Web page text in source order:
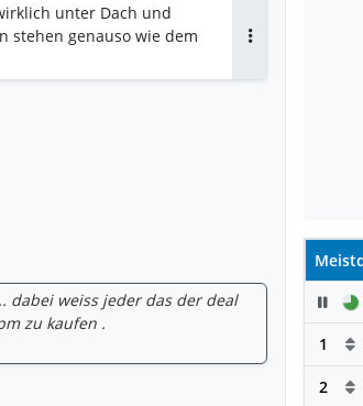
unter Dach und
stehen genauso wie dem
dabei weiss jeder das der deal
zu kaufen .
1
2